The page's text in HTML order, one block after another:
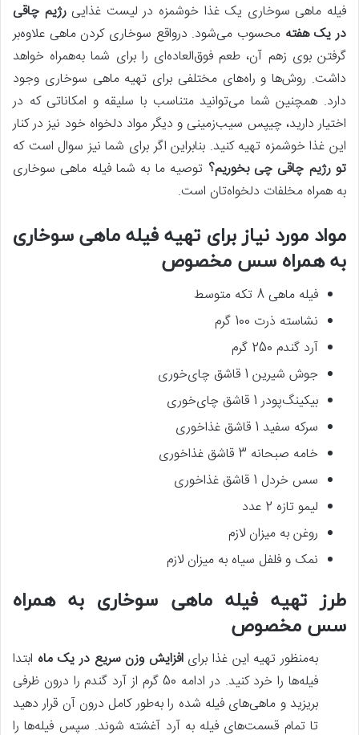
فیله ماهی سوخاری یک غذا خوشمزه در لیست غذاییرژیم چاقی
در یک هفته محسوب می‌شود. درواقع سوخاری کردن ماهی علاوه‌بر
گرفتن بوی زهم آن، طعم فوق‌العاده‌ای را برای شما به‌همراه خواهد
داشت. روش‌ها و راه‌های مختلفی برای تهیه ماهی سوخاری وجود
دارد. همچنین شما می‌توانید متناسب با سلیقه و امکاناتی که در
اختیار دارید، چیپس سیب‌زمینی و دیگر مواد دلخواه خود نیز در کنار
این غذا خوشمزه تهیه کنید. بنابراین اگر برای شما نیز سوال است که
تو رژیم چاقی چی بخوریم؟ توصیه ما به شما فیله ماهی سوخاری
به همراه مخلفات دلخواه‌تان است.
مواد مورد نیاز برای تهیه فیله ماهی سوخاری
به‌ همراه سس مخصوص
فیله ماهی 8 تکه متوسط
نشاسته ذرت 100 گرم
آرد گندم 250 گرم
جوش شیرین 1 قاشق چای‌خوری
بیکینگ‌پودر 1 قاشق چای‌خوری
سرکه سفید 1 قاشق غذاخوری
خامه صبحانه 3 قاشق غذاخوری
سس خردل 1 قاشق غذاخوری
لیمو تازه 2 عدد
روغن به میزان لازم
نمک و فلفل سیاه به میزان لازم
طرز تهیه فیله ماهی سوخاری به‌ همراه
سس مخصوص
به‌منظور تهیه این غذا برایافزایش وزن سریع در یک ماه ابتدا
فیله‌ها را خرد کنید. در ادامه 50 گرم از آرد گندم را درون ظرفی
بریزید و ماهی‌های فیله شده را به‌طور کامل درون آن قرار دهید
تا تمام قسمت‌های فیله به آرد آغشته شوند. سپس فیله‌ها را